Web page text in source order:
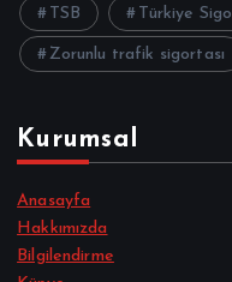
TSB Türkiye
Zorunlu trafik sigortası
Kurumsal
Anasayfa
Hakkımızda
Bilgilendirme